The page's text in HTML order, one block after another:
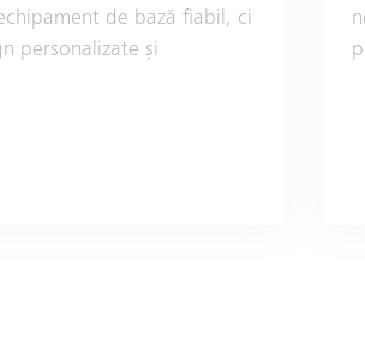
de bază fiabil, ci
personalizate și